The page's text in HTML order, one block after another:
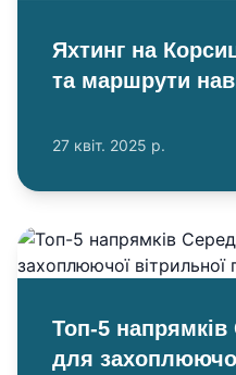
Яхтинг на
та маршрути
27 квіт. 2025 р.
Топ-5
для